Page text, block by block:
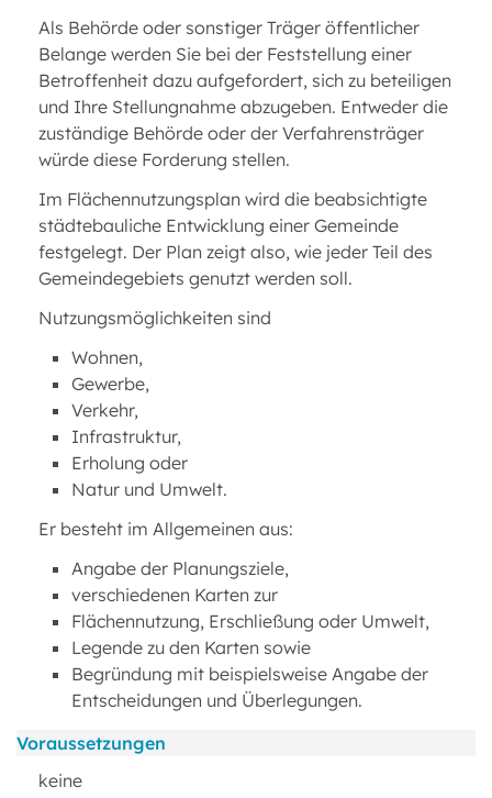
Als Behörde oder sonstiger Träger öffentlicher
Belange werden Sie bei der Feststellung einer
Betroffenheit dazu aufgefordert, sich zu beteiligen
und Ihre Stellungnahme abzugeben. Entweder die
zuständige Behörde oder der Verfahrensträger
würde diese Forderung stellen.
Im Flächennutzungsplan wird die beabsichtigte
städtebauliche Entwicklung einer Gemeinde
festgelegt. Der Plan zeigt also, wie jeder Teil des
Gemeindegebiets genutzt werden soll.
Nutzungsmöglichkeiten sind
Wohnen,
Gewerbe,
Verkehr,
Infrastruktur,
Erholung oder
Natur und Umwelt.
Er besteht im Allgemeinen aus:
Angabe der Planungsziele,
verschiedenen Karten zur
Flächennutzung, Erschließung oder Umwelt,
Legende zu den Karten sowie
Begründung mit beispielsweise Angabe der
Entscheidungen und Überlegungen.
Voraussetzungen
keine